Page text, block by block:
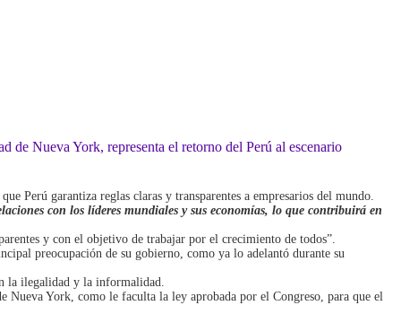
de Nueva York, representa el retorno del Perú al escenario
Perú garantiza reglas claras y transparentes a empresarios del mundo.
con los líderes mundiales y sus economías, lo que contribuirá en
y con el objetivo de trabajar por el crecimiento de todos”.
preocupación de su gobierno, como ya lo adelantó durante su
la ilegalidad y la informalidad.
Nueva York, como le faculta la ley aprobada por el Congreso, para que el